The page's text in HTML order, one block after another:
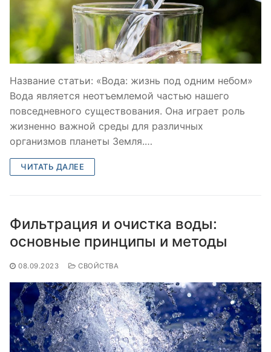
Название статьи: «Вода: жизнь под одним небом»
Вода является неотъемлемой частью нашего
повседневного существования. Она играет роль
жизненно важной среды для различных
организмов планеты Земля.…
ЧИТАТЬ ДАЛЕЕ
Фильтрация и очистка воды:
основные принципы и методы
08.09.2023 СВОЙСТВА